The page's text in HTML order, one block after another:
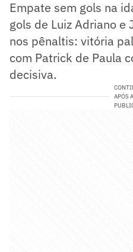
Empate sem gols na
gols de Luiz Adriano
nos pênaltis: vitória
com Patrick de Paula
decisiva.
APÓS A